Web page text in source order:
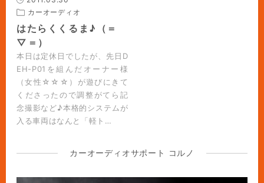
カーオーディオ
はたらくくるま♪（＝
▽＝）
本日は定休日でしたが、先日D
EH-P01を組んだオーナー様
（女性☆☆☆）が遊びにきて
くださったので調整がてら記
念撮影など♪本格的システムが
入る車両はなんと「軽ト…
カーオーディオサポート コルノ